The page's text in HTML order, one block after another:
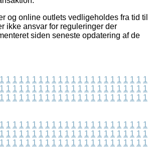
og online outlets vedligeholdes fra tid til
ikke ansvar for reguleringer der
siden seneste opdatering af de
1 1 1 1 1 1 1 1 1 1 1 1 1 1 1 1 1 1 1 1 1 1 1
1 1 1 1 1 1 1 1 1 1 1 1 1 1 1 1 1 1 1 1 1 1 1
1 1 1 1 1 1 1 1 1 1 1 1 1 1 1 1 1 1 1 1 1 1 1
1 1 1 1 1 1 1 1 1 1 1 1 1 1 1 1 1 1 1 1 1 1 1
1 1 1 1 1 1 1 1 1 1 1 1 1 1 1 1 1 1 1 1 1 1 1
1 1 1 1 1 1 1 1 1 1 1 1 1 1 1 1 1 1 1 1 1 1 1